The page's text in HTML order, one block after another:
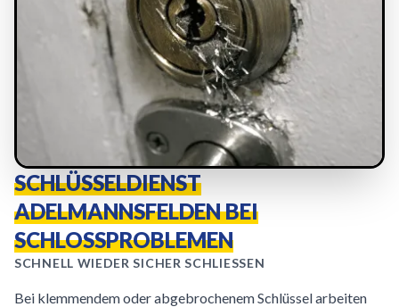
SCHLÜSSELDIENST
ADELMANNSFELDEN BEI
SCHLOSSPROBLEMEN
SCHNELL WIEDER SICHER SCHLIESSEN
Bei klemmendem oder abgebrochenem Schlüssel arbeiten